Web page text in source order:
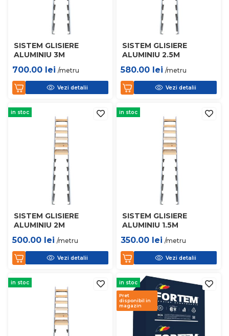
SISTEM GLISIERE
ALUMINIU 3M
700.00 lei /metru
Vezi detalii
SISTEM GLISIERE
ALUMINIU 2.5M
580.00 lei /metru
Vezi detalii
in stoc
SISTEM GLISIERE
ALUMINIU 2M
500.00 lei /metru
Vezi detalii
in stoc
SISTEM GLISIERE
ALUMINIU 1.5M
350.00 lei /metru
Vezi detalii
in stoc in stoc
Pret
disponibil in
magazin